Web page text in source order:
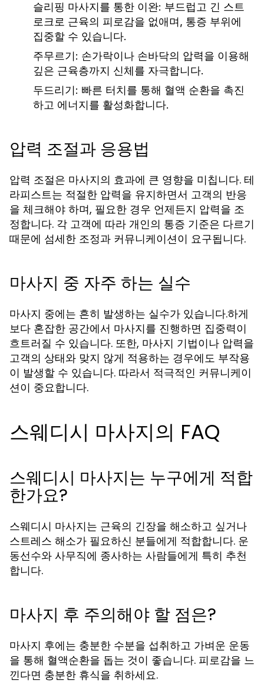
슬리핑 마사지를 통한 이완: 부드럽고 긴 스트
로크로 근육의 피로감을 없애며, 통증 부위에
집중할 수 있습니다.
주무르기: 손가락이나 손바닥의 압력을 이용해
깊은 근육층까지 신체를 자극합니다.
두드리기: 빠른 터치를 통해 혈액 순환을 촉진
하고 에너지를 활성화합니다.
압력 조절과 응용법
압력 조절은 마사지의 효과에 큰 영향을 미칩니다. 테
라피스트는 적절한 압력을 유지하면서 고객의 반응
을 체크해야 하며, 필요한 경우 언제든지 압력을 조
정합니다. 각 고객에 따라 개인의 통증 기준은 다르기
때문에 섬세한 조정과 커뮤니케이션이 요구됩니다.
마사지 중 자주 하는 실수
마사지 중에는 흔히 발생하는 실수가 있습니다.하게
보다 혼잡한 공간에서 마사지를 진행하면 집중력이
흐트러질 수 있습니다. 또한, 마사지 기법이나 압력을
고객의 상태와 맞지 않게 적용하는 경우에도 부작용
이 발생할 수 있습니다. 따라서 적극적인 커뮤니케이
션이 중요합니다.
스웨디시 마사지의 FAQ
스웨디시 마사지는 누구에게 적합
한가요?
스웨디시 마사지는 근육의 긴장을 해소하고 싶거나
스트레스 해소가 필요하신 분들에게 적합합니다. 운
동선수와 사무직에 종사하는 사람들에게 특히 추천
합니다.
마사지 후 주의해야 할 점은?
마사지 후에는 충분한 수분을 섭취하고 가벼운 운동
을 통해 혈액순환을 돕는 것이 좋습니다. 피로감을 느
낀다면 충분한 휴식을 취하세요.